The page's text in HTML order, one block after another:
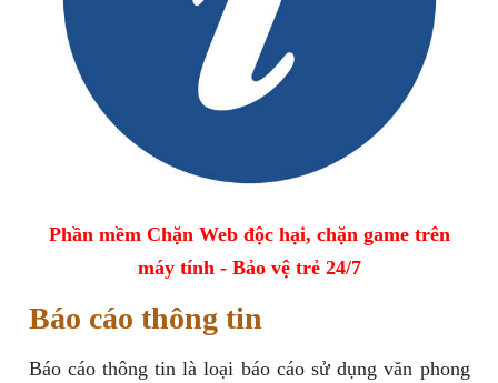
Phần mềm Chặn Web độc hại, chặn game trên
máy tính - Bảo vệ trẻ 24/7
Báo cáo thông tin
Báo cáo thông tin là loại báo cáo sử dụng văn phong